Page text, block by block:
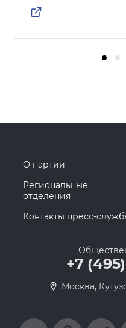
О партии
Региональные
отделения
Контакты пресс-
+7
Москва,